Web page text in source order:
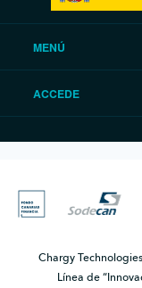
MENÚ
ACCEDE
Chargy
Línea de